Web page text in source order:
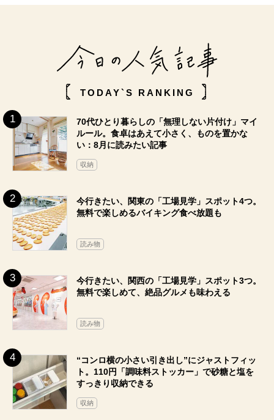
TODAY`S RANKING
70代ひとり暮らしの「無理しない片付け」マイ
ルール。食卓はあえて小さく、ものを置かな
い：8月に読みたい記事
収納
今行きたい、関東の「工場見学」スポット4つ。
無料で楽しめるバイキング食べ放題も
読み物
今行きたい、関西の「工場見学」スポット3つ。
無料で楽しめて、絶品グルメも味わえる
読み物
“コンロ横の小さい引き出し”にジャストフィッ
ト。110円「調味料ストッカー」で砂糖と塩を
すっきり収納できる
収納